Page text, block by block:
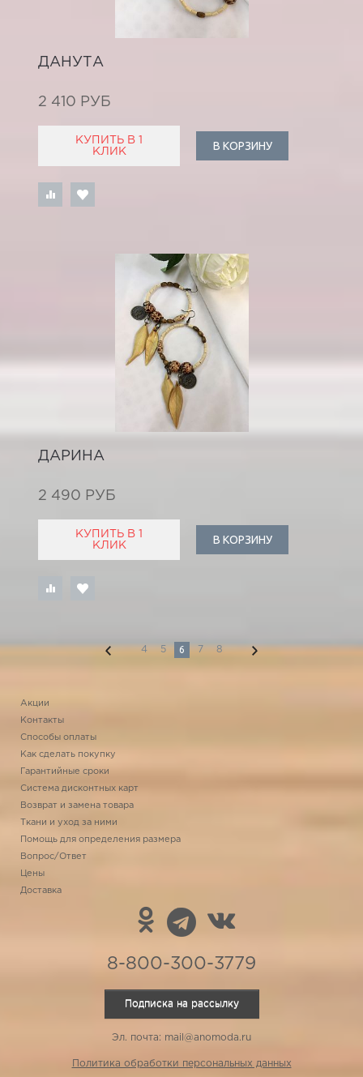
ДАНУТА
2 410 РУБ
КУПИТЬ В 1
КЛИК
В КОРЗИНУ
ДАРИНА
2 490 РУБ
КУПИТЬ В 1
КЛИК
В КОРЗИНУ
4 5 6 7 8
Акции
Контакты
Способы оплаты
Как сделать покупку
Гарантийные сроки
Система дисконтных карт
Возврат и замена товара
Ткани и уход за ними
Помощь для определения размера
Вопрос/Ответ
Цены
Доставка
8-800-300-3779
Подписка на рассылку
Эл. почта: mail@anomoda.ru
Политика обработки персональных данных